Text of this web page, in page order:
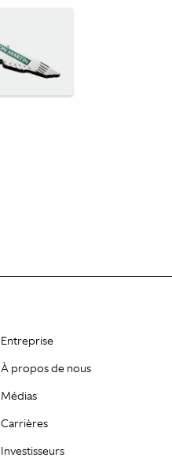
Entreprise
À propos de nous
Médias
Carrières
Investisseurs